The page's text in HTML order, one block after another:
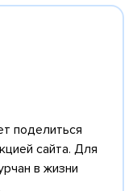
поделиться
сайта. Для
в жизни